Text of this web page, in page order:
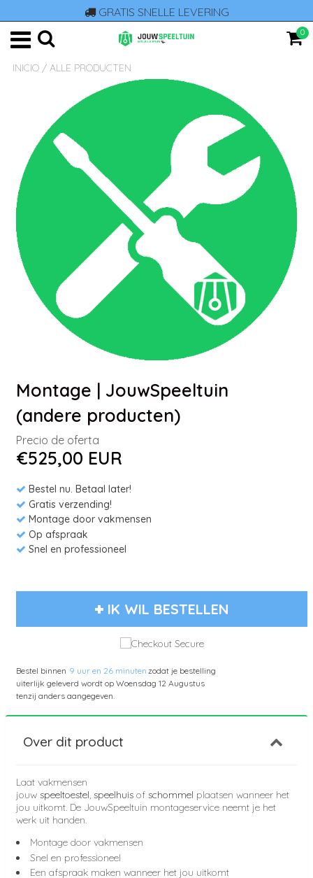
GRATIS SNELLE LEVERING
0
INICIO / ALLE PRODUCTEN
Montage | JouwSpeeltuin
(andere producten)
Precio de oferta
€525,00 EUR
Bestel nu. Betaal later!
Gratis verzending!
Montage door vakmensen
Op afspraak
Snel en professioneel
IK WIL BESTELLEN
Bestel binnen 9 uur en 26 minutenzodat je bestelling
uiterlijk geleverd wordt op Woensdag 12 Augustus
tenzij anders aangegeven.
Over dit product
Laat vakmensen
jouw speeltoestel, speelhuis of schommel plaatsen wanneer het
jou uitkomt. De JouwSpeeltuin montageservice neemt je het
werk uit handen.
Montage door vakmensen
Snel en professioneel
Een afspraak maken wanneer het jou uitkomt